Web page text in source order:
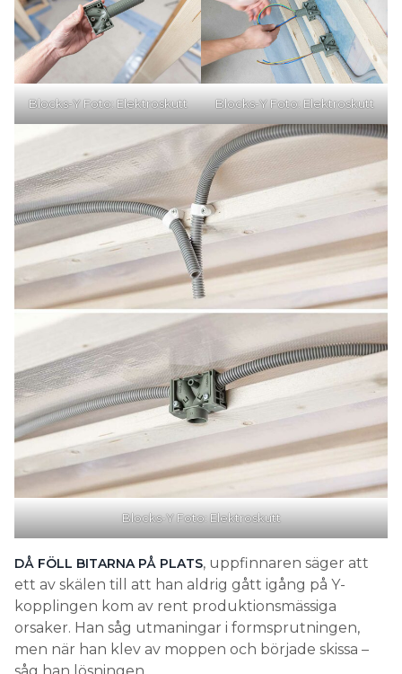
Blocks-Y Foto: Elektroskutt Blocks-Y Foto: Elektroskutt
Blocks-Y Foto: Elektroskutt
DÅ FÖLL BITARNA PÅ PLATS, uppfinnaren säger att
ett av skälen till att han aldrig gått igång på Y-
kopplingen kom av rent produktionsmässiga
orsaker. Han såg utmaningar i formsprutningen,
men när han klev av moppen och började skissa –